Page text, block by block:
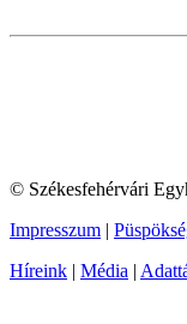
© Székesfehérvári
Impresszum |
Híreink | Média |